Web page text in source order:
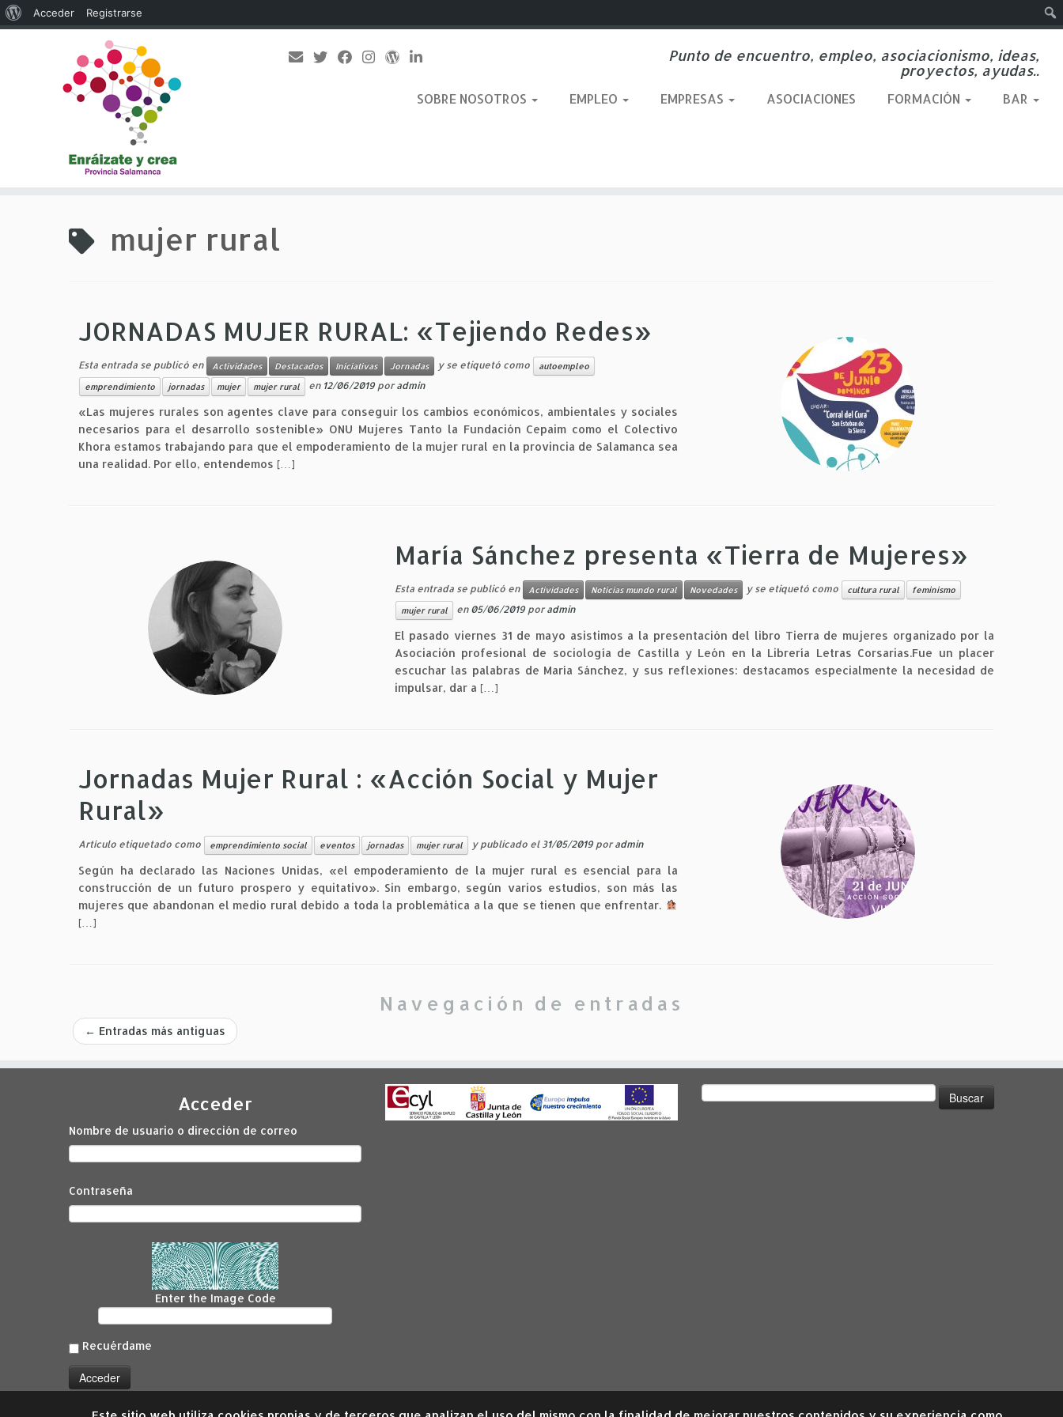
Punto de encuentro, empleo, asociacionismo, ideas,
proyectos, ayudas..
SOBRE NOSOTROS EMPLEO EMPRESAS ASOCIACIONES FORMACIÓN BAR
mujer rural
JORNADAS MUJER RURAL: «Tejiendo Redes»
Esta entrada se publicó en Actividades Destacados Iniciativas Jornadas y se etiquetó como
autoempleo
emprendimiento
jornadas mujer mujer rural en 12/06/2019 poradmin
«Las mujeres rurales son agentes clave para conseguir los cambios económicos, ambientales y sociales
necesarios para el desarrollo sostenible» ONU Mujeres Tanto la Fundación Cepaim como el Colectivo
Khora estamos trabajando para que el empoderamiento de la mujer rural en la provincia de Salamanca sea
una realidad. Por ello, entendemos […]
María Sánchez presenta «Tierra de Mujeres»
Esta entrada se publicó en Actividades Noticias mundo rural Novedades y se etiquetó como cultura rural
feminismo
mujer rural
en 05/06/2019 poradmin
El pasado viernes 31 de mayo asistimos a la presentación del libro Tierra de mujeres organizado por la
Asociación profesional de sociología de Castilla y León en la Librería Letras Corsarias.Fue un placer
escuchar las palabras de María Sánchez, y sus reflexiones: destacamos especialmente la necesidad de
impulsar, dar a […]
Jornadas Mujer Rural : «Acción Social y Mujer
Rural»
Artículo etiquetado como emprendimiento social eventos jornadas mujer rural y publicado el 31/05/2019 poradmin
Según ha declarado las Naciones Unidas, «el empoderamiento de la mujer rural es esencial para la
construcción de un futuro prospero y equitativo». Sin embargo, según varios estudios, son más las
mujeres que abandonan el medio rural debido a toda la problemática a la que se tienen que enfrentar.
[…]
Navegación de entradas
← Entradas más antiguas
Acceder
Nombre de usuario o dirección de correo
Contraseña
Enter the Image Code
Recuérdame
Acerca
Acceder
Registrarse